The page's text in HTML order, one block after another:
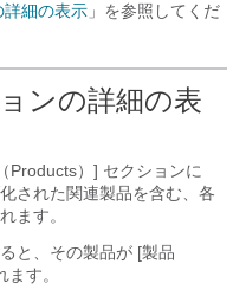
詳細の表示 」を参照してくだ
ンの詳細の表
Products）] セクションに
された関連製品を含む、各
ます。
と、その製品が [製品
す。